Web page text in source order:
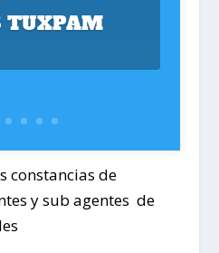
TUXPAM
constancias de
y sub agentes de